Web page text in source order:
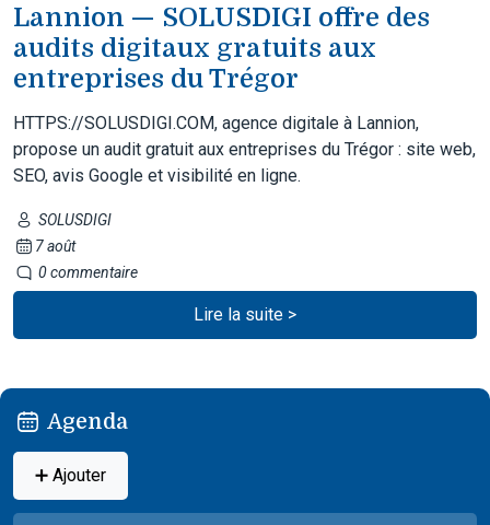
Lannion — SOLUSDIGI offre des
audits digitaux gratuits aux
entreprises du Trégor
HTTPS://SOLUSDIGI.COM, agence digitale à Lannion,
propose un audit gratuit aux entreprises du Trégor : site web,
SEO, avis Google et visibilité en ligne.
SOLUSDIGI
7 août
0 commentaire
Lire la suite >
Agenda
➕ Ajouter